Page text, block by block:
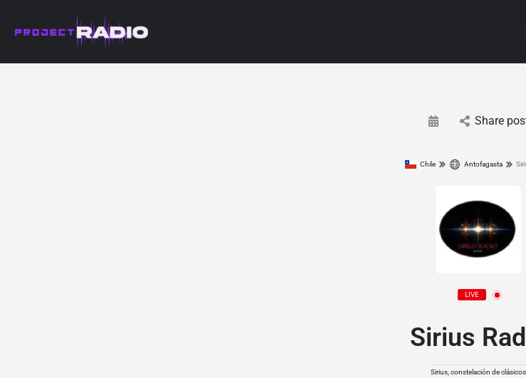
Share
Chile Antofagasta
LIVE
Sirius
Sirius, constelación de clásicos